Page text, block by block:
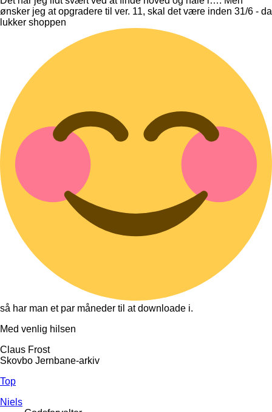
ønsker jeg at opgradere til ver. 11, skal det være inden 31/6 - da
lukker shoppen
så har man et par måneder til at downloade i.
Med venlig hilsen
Claus Frost
Skovbo Jernbane-arkiv
Top
Niels